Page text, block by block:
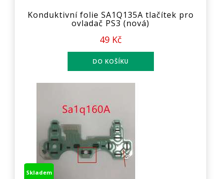
Konduktivní folie SA1Q135A tlačítek pro
ovladač PS3 (nová)
49 Kč
Skladem